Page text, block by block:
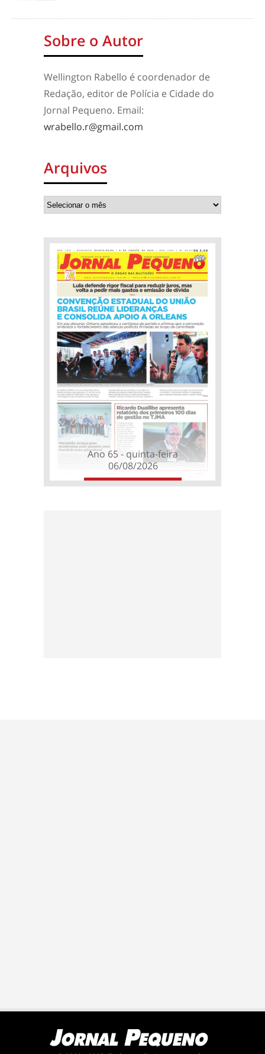
Sobre o Autor
Wellington Rabello é coordenador de
Redação, editor de Polícia e Cidade do
Jornal Pequeno. Email:
wrabello.r@gmail.com
Arquivos
Ano 65 - quinta-feira
06/08/2026